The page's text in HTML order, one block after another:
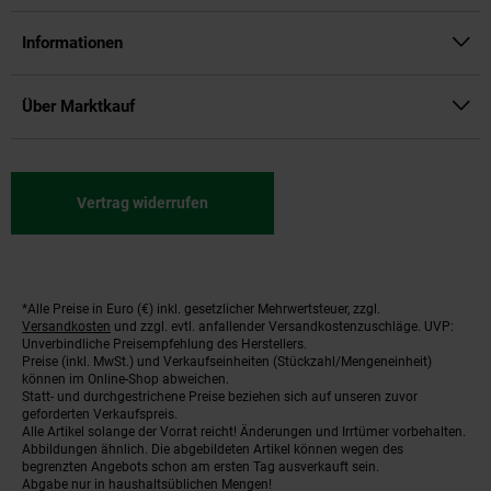
Informationen
Über Marktkauf
Vertrag widerrufen
Fußnoten
*Alle Preise in Euro (€) inkl. gesetzlicher Mehrwertsteuer, zzgl.
Versandkosten und zzgl. evtl. anfallender Versandkostenzuschläge. UVP:
Unverbindliche Preisempfehlung des Herstellers.
Preise (inkl. MwSt.) und Verkaufseinheiten (Stückzahl/Mengeneinheit)
können im Online-Shop abweichen.
Statt- und durchgestrichene Preise beziehen sich auf unseren zuvor
geforderten Verkaufspreis.
Alle Artikel solange der Vorrat reicht! Änderungen und Irrtümer vorbehalten.
Abbildungen ähnlich. Die abgebildeten Artikel können wegen des
begrenzten Angebots schon am ersten Tag ausverkauft sein.
Abgabe nur in haushaltsüblichen Mengen!